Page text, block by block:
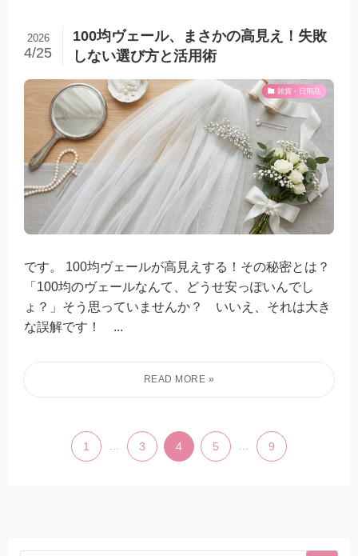
100均ヴェール、まさかの高見え！失敗
しない選び方と活用術
2026
4/25
雑貨・日用品
です。 100均ヴェールが高見えする！その秘密とは？
「100均のヴェールなんて、どうせ安っぽいんでし
ょ？」そう思っていませんか？ いいえ、それは大き
な誤解です！ ...
1 3 4 5 9